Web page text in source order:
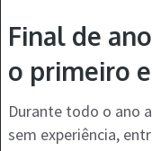
Final de
o primeiro
Durante todo o ano
sem experiência,